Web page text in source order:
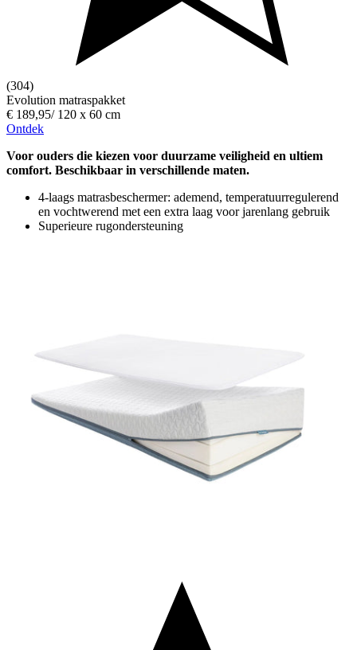
(304)
Evolution matraspakket
€ 189,95/ 120 x 60 cm
Ontdek
Voor ouders die kiezen voor duurzame veiligheid en ultiem
comfort. Beschikbaar in verschillende maten.
4-laags matrasbeschermer: ademend, temperatuurregulerend
en vochtwerend met een extra laag voor jarenlang gebruik
Superieure rugondersteuning